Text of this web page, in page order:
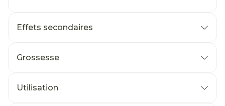
Effets secondaires
Grossesse
Utilisation